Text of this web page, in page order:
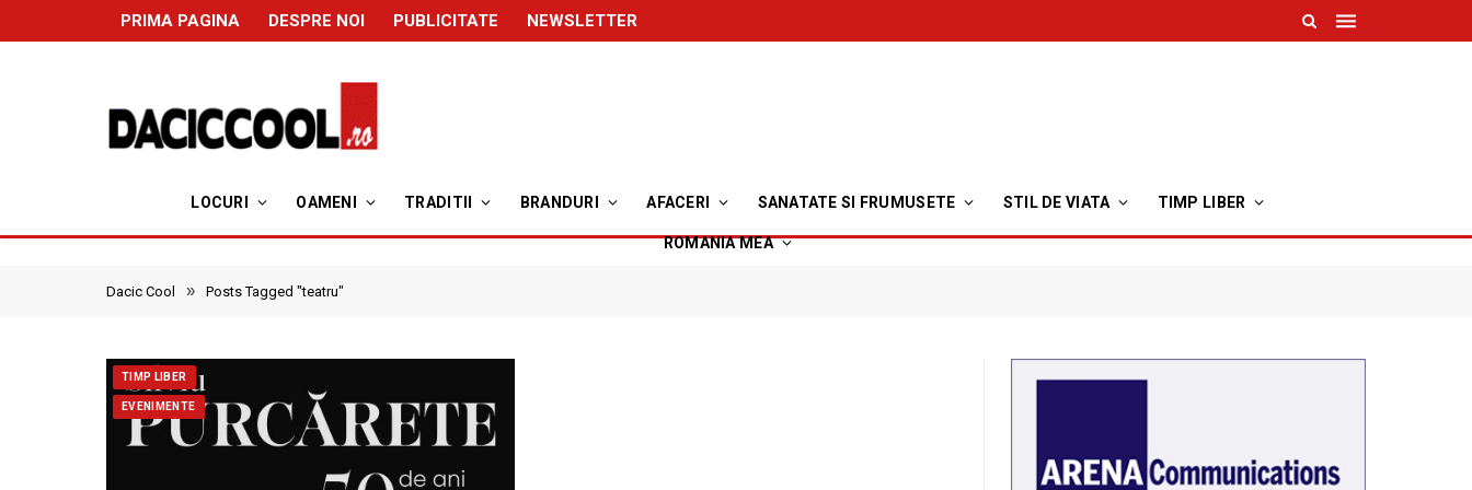
PRIMA PAGINA DESPRE NOI PUBLICITATE NEWSLETTER
LOCURI OAMENI TRADITII BRANDURI AFACERI SANATATE SI FRUMUSETE STIL DE VIATA TIMP LIBER
ROMANIA MEA
Dacic Cool » Posts Tagged "teatru"
TIMP LIBER
EVENIMENTE